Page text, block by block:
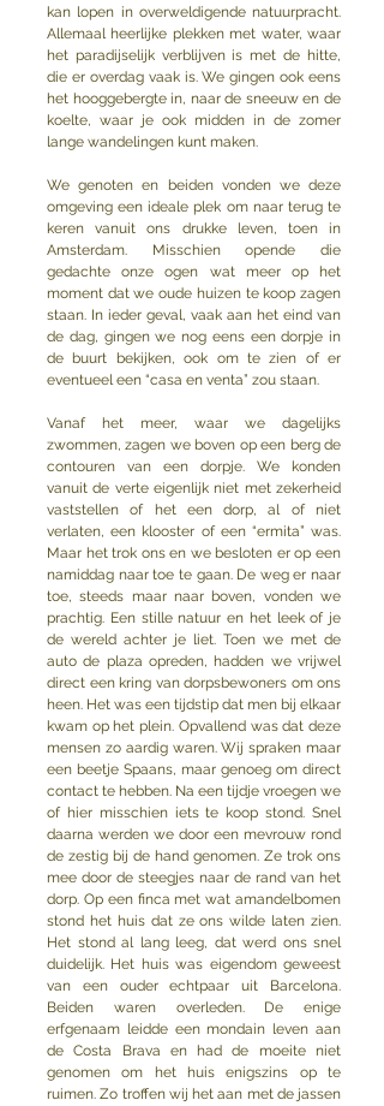
kan lopen in overweldigende natuurpracht.
Allemaal heerlijke plekken met water, waar
het paradijselijk verblijven is met de hitte,
die er overdag vaak is. We gingen ook eens
het hooggebergte in, naar de sneeuw en de
koelte, waar je ook midden in de zomer
lange wandelingen kunt maken.
We genoten en beiden vonden we deze
omgeving een ideale plek om naar terug te
keren vanuit ons drukke leven, toen in
Amsterdam. Misschien opende die
gedachte onze ogen wat meer op het
moment dat we oude huizen te koop zagen
staan. In ieder geval, vaak aan het eind van
de dag, gingen we nog eens een dorpje in
de buurt bekijken, ook om te zien of er
eventueel een “casa en venta” zou staan.
Vanaf het meer, waar we dagelijks
zwommen, zagen we boven op een berg de
contouren van een dorpje. We konden
vanuit de verte eigenlijk niet met zekerheid
vaststellen of het een dorp, al of niet
verlaten, een klooster of een “ermita” was.
Maar het trok ons en we besloten er op een
namiddag naar toe te gaan. De weg er naar
toe, steeds maar naar boven, vonden we
prachtig. Een stille natuur en het leek of je
de wereld achter je liet. Toen we met de
auto de plaza opreden, hadden we vrijwel
direct een kring van dorpsbewoners om ons
heen. Het was een tijdstip dat men bij elkaar
kwam op het plein. Opvallend was dat deze
mensen zo aardig waren. Wij spraken maar
een beetje Spaans, maar genoeg om direct
contact te hebben. Na een tijdje vroegen we
of hier misschien iets te koop stond. Snel
daarna werden we door een mevrouw rond
de zestig bij de hand genomen. Ze trok ons
mee door de steegjes naar de rand van het
dorp. Op een finca met wat amandelbomen
stond het huis dat ze ons wilde laten zien.
Het stond al lang leeg, dat werd ons snel
duidelijk. Het huis was eigendom geweest
van een ouder echtpaar uit Barcelona.
Beiden waren overleden. De enige
erfgenaam leidde een mondain leven aan
de Costa Brava en had de moeite niet
genomen om het huis enigszins op te
ruimen. Zo troffen wij het aan met de jassen